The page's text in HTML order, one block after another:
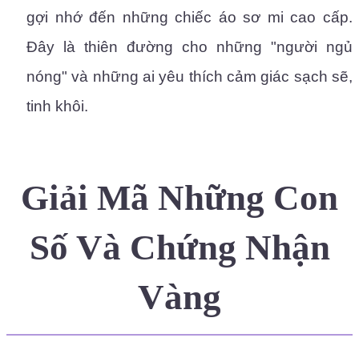
gợi nhớ đến những chiếc áo sơ mi cao cấp.
Đây là thiên đường cho những "người ngủ
nóng" và những ai yêu thích cảm giác sạch sẽ,
tinh khôi.
Giải Mã Những Con
Số Và Chứng Nhận
Vàng